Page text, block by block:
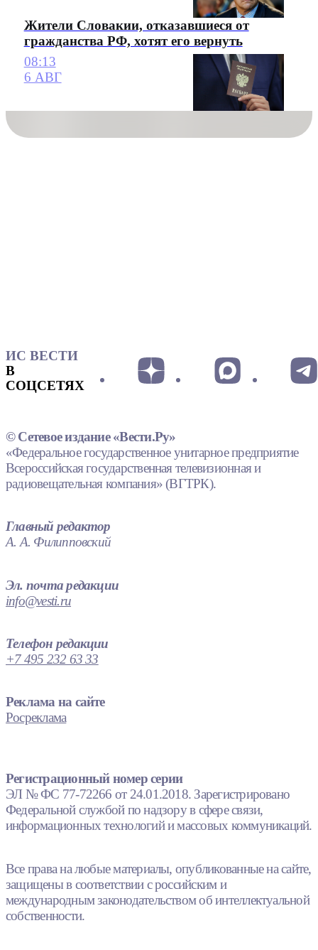
Жители Словакии, отказавшиеся от
гражданства РФ, хотят его вернуть
08:13
6 АВГ
ИС ВЕСТИ
В
СОЦСЕТЯХ
© Сетевое издание «Вести.Ру»
«Федеральное государственное унитарное предприятие
Всероссийская государственная телевизионная и
радиовещательная компания» (ВГТРК).
Главный редактор
А. А. Филипповский
Эл. почта редакции
info@vesti.ru
Телефон редакции
+7 495 232 63 33
Реклама на сайте
Росреклама
Регистрационный номер серии
ЭЛ № ФС 77-72266 от 24.01.2018. Зарегистрировано
Федеральной службой по надзору в сфере связи,
информационных технологий и массовых коммуникаций.
Все права на любые материалы, опубликованные на сайте,
защищены в соответствии с российским и
международным законодательством об интеллектуальной
собственности.